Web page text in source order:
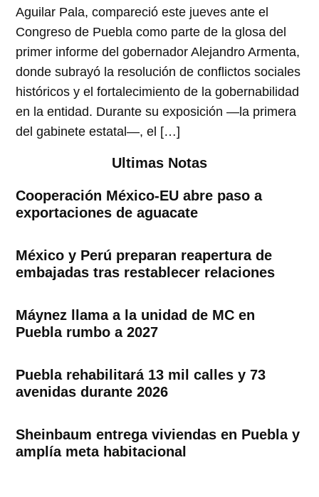
Aguilar Pala, compareció este jueves ante el
Congreso de Puebla como parte de la glosa del
primer informe del gobernador Alejandro Armenta,
donde subrayó la resolución de conflictos sociales
históricos y el fortalecimiento de la gobernabilidad
en la entidad. Durante su exposición —la primera
del gabinete estatal—, el […]
Ultimas Notas
Cooperación México-EU abre paso a
exportaciones de aguacate
México y Perú preparan reapertura de
embajadas tras restablecer relaciones
Máynez llama a la unidad de MC en
Puebla rumbo a 2027
Puebla rehabilitará 13 mil calles y 73
avenidas durante 2026
Sheinbaum entrega viviendas en Puebla y
amplía meta habitacional